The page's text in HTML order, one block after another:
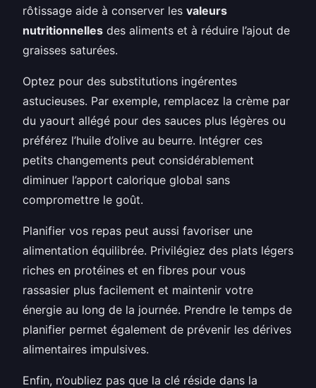
rôtissage aide à conserver les valeurs
nutritionnelles des aliments et à réduire l’ajout de
graisses saturées.
Optez pour des substitutions ingérentes
astucieuses. Par exemple, remplacez la crème par
du yaourt allégé pour des sauces plus légères ou
préférez l’huile d’olive au beurre. Intégrer ces
petits changements peut considérablement
diminuer l’apport calorique global sans
compromettre le goût.
Planifier vos repas peut aussi favoriser une
alimentation équilibrée. Privilégiez des plats légers
riches en protéines et en fibres pour vous
rassasier plus facilement et maintenir votre
énergie au long de la journée. Prendre le temps de
planifier permet également de prévenir les dérives
alimentaires impulsives.
Enfin, n’oubliez pas que la clé réside dans la